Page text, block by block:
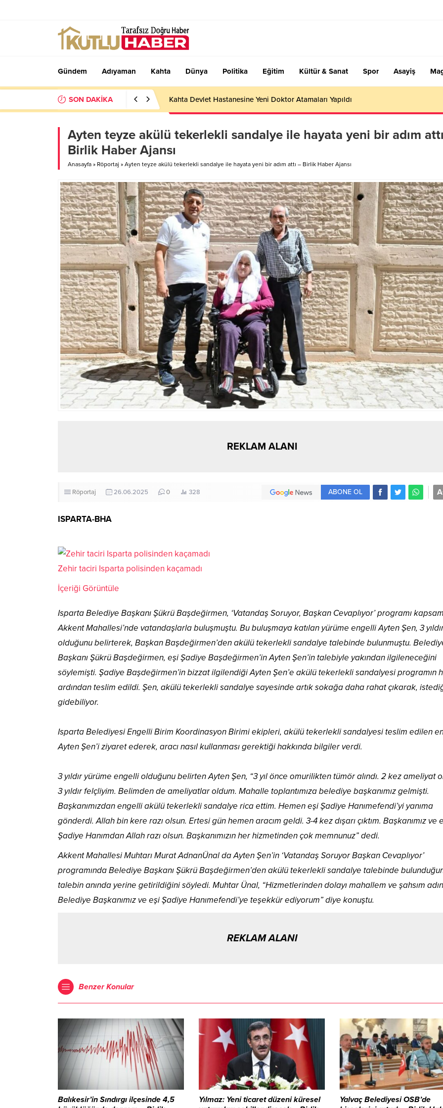
Gündem Adıyaman Kahta Dünya Politika Eğitim Kültür & Sanat Spor Asayiş
SON DAKİKA Kahta Devlet Hastanesine Yeni Doktor Atamaları Yapıldı
Ayten teyze akülü tekerlekli sandalye ile hayata yeni bir adım
Birlik Haber Ajansı
Anasayfa » Röportaj » Ayten teyze akülü tekerlekli sandalye ile hayata yeni bir adım attı – Birlik Haber Ajansı
REKLAM ALANI
Röportaj 26.06.2025 0 328 A
ABONE OL
ISPARTA-BHA
Zehir taciri Isparta polisinden kaçamadı
İçeriği Görüntüle
Isparta Belediye Başkanı Şükrü Başdeğirmen, ‘Vatandaş Soruyor, Başkan Cevaplıyor’ programı
Akkent Mahallesi’nde vatandaşlarla buluşmuştu. Bu buluşmaya katılan yürüme engelli Ayten Şen, 3
olduğunu belirterek, Başkan Başdeğirmen’den akülü tekerlekli sandalye talebinde bulunmuştu.
Başkanı Şükrü Başdeğirmen, eşi Şadiye Başdeğirmen’in Ayten Şen’in talebiyle yakından ilgileneceğini
söylemişti. Şadiye Başdeğirmen’in bizzat ilgilendiği Ayten Şen’e akülü tekerlekli sandalyesi programın
ardından teslim edildi. Şen, akülü tekerlekli sandalye sayesinde artık sokağa daha rahat çıkarak,
gidebiliyor.
Isparta Belediyesi Engelli Birim Koordinasyon Birimi ekipleri, akülü tekerlekli sandalyesi teslim edilen
Ayten Şen’i ziyaret ederek, aracı nasıl kullanması gerektiği hakkında bilgiler verdi.
3 yıldır yürüme engelli olduğunu belirten Ayten Şen, “3 yıl önce omurilikten tümör alındı. 2 kez ameliyat
3 yıldır felçliyim. Belimden de ameliyatlar oldum. Mahalle toplantımıza belediye başkanımız gelmişti.
Başkanımızdan engelli akülü tekerlekli sandalye rica ettim. Hemen eşi Şadiye Hanımefendi’yi yanıma
gönderdi. Allah bin kere razı olsun. Ertesi gün hemen aracım geldi. 3-4 kez dışarı çıktım. Başkanımız ve
Şadiye Hanımdan Allah razı olsun. Başkanımızın her hizmetinden çok memnunuz” dedi.
Akkent Mahallesi Muhtarı Murat AdnanÜnal da Ayten Şen’in ‘Vatandaş Soruyor Başkan Cevaplıyor’
programında Belediye Başkanı Şükrü Başdeğirmen’den akülü tekerlekli sandalye talebinde
talebin anında yerine getirildiğini söyledi. Muhtar Ünal, “Hizmetlerinden dolayı mahallem ve şahsım
Belediye Başkanımız ve eşi Şadiye Hanımefendi’ye teşekkür ediyorum” diye konuştu.
REKLAM ALANI
Benzer Konular
Balıkesir’in Sındırgı ilçesinde 4,5
Yılmaz: Yeni ticaret düzeni küresel
Yalvaç Belediyesi OSB’de